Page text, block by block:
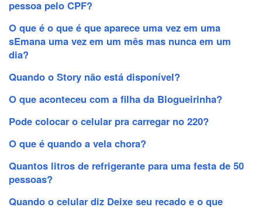
pessoa pelo CPF?
O que é o que é que aparece uma vez em uma
sEmana uma vez em um mês mas nunca em um
dia?
Quando o Story não está disponível?
O que aconteceu com a filha da Blogueirinha?
Pode colocar o celular pra carregar no 220?
O que é quando a vela chora?
Quantos litros de refrigerante para uma festa de 50
pessoas?
Quando o celular diz Deixe seu recado e o que